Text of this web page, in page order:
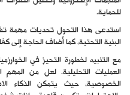
للحماية.
استدعى هذا التحول تحديات مهمة
البنية التحتية، كما أضاف الحاجة
مع التنبيه لخطورة التحيز في
العمليات التحليلية. لعل من
الخصوصية، حيث يتمكن الذكاء